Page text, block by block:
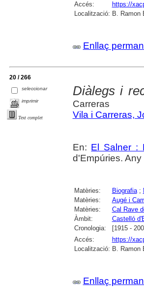
Accés:
https://
Localització: B. Ramon
Enllaç
20 / 266
seleccionar
imprimir
Text complet
Diàlegs i
Carreras
Vila i Carreras,
En: El Salner :
d'Empúries. Any
Matèries: Biografia;
Matèries:
Augé i
Matèries:
Cal Rave
Àmbit:
Castelló
Cronologia:
[1915 -
Accés:
https://
Localització: B. Ramon
Enllaç